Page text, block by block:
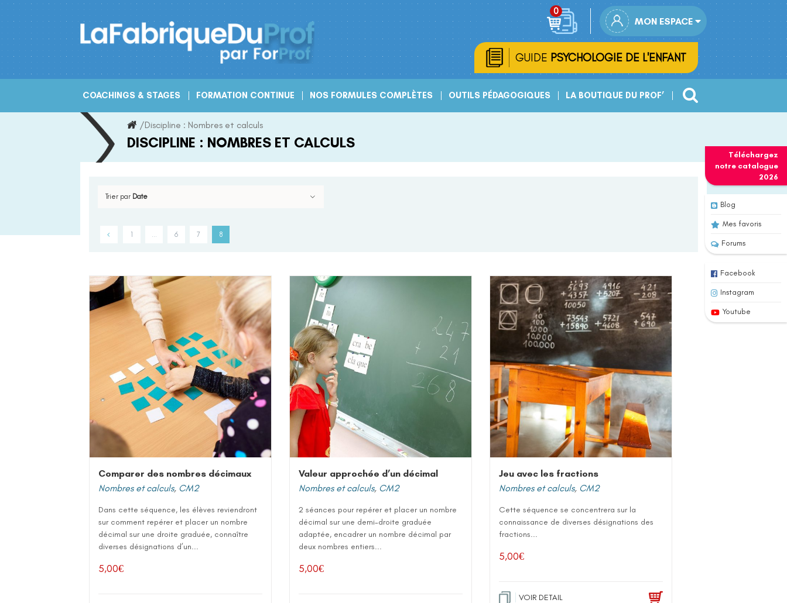
Téléchargez
notre catalogue
2026
Blog
Mes favoris
Forums
Facebook
Instagram
Youtube
Skip
to
MON ESPACE
GUIDE PSYCHOLOGIE DE L'ENFANT
COACHINGS & STAGES FORMATION CONTINUE NOS FORMULES COMPLÈTES OUTILS PÉDAGOGIQUES LA BOUTIQUE DU PROF’
/Discipline : Nombres et calculs
DISCIPLINE : NOMBRES ET CALCULS
Trier par Date
1 … 6 7 8
Comparer des nombres décimaux
Nombres et calculs, CM2
Dans cette séquence, les élèves reviendront
sur comment repérer et placer un nombre
décimal sur une droite graduée, connaître
diverses désignations d’un...
5,00€
Valeur approchée d’un décimal
Nombres et calculs, CM2
2 séances pour repérer et placer un nombre
décimal sur une demi-droite graduée
adaptée, encadrer un nombre décimal par
deux nombres entiers...
5,00€
Jeu avec les fractions
Nombres et calculs, CM2
Cette séquence se concentrera sur la
connaissance de diverses désignations des
fractions...
5,00€
VOIR DETAIL